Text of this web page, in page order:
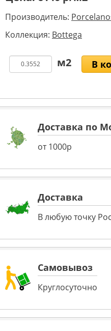
Производитель:
Коллекция: Bottega
В
Доставка по
от 1000р
Доставка
В любую точку
Самовывоз
Круглосуточно